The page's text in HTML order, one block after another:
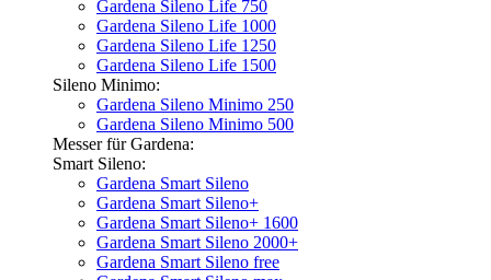
Gardena Sileno Life 750
Gardena Sileno Life 1000
Gardena Sileno Life 1250
Gardena Sileno Life 1500
Sileno Minimo:
Gardena Sileno Minimo 250
Gardena Sileno Minimo 500
Messer für Gardena:
Smart Sileno:
Gardena Smart Sileno
Gardena Smart Sileno+
Gardena Smart Sileno+ 1600
Gardena Smart Sileno 2000+
Gardena Smart Sileno free